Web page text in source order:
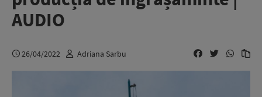
AUDIO
26/04/2022 Adriana Sarbu